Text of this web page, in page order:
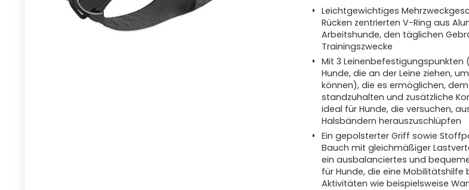
Leichtgewichtiges
Rücken zentrierten V-Ring aus
Arbeitshunde, den täglichen
Trainingszwecke
Mit 3 Leinenbefestigungspunkten
Hunde, die an der Leine ziehen,
können), die es ermöglichen,
standzuhalten und zusätzliche
ideal für Hunde, die versuchen,
Halsbändern herauszuschlüpfen
Ein gepolsterter Griff sowie
Bauch mit gleichmäßiger
ein ausbalanciertes und
für Hunde, die eine Mobilitätshilfe
Aktivitäten wie beispielsweise